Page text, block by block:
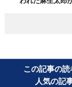
この記事の読
人気の記